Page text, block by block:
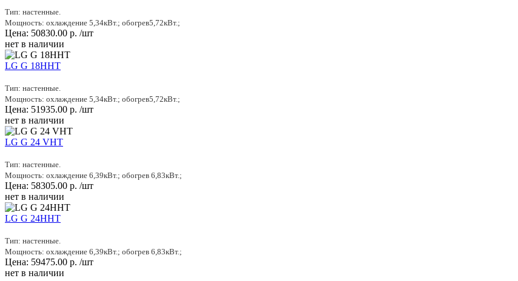
Тип: настенные.
Мощность: охлаждение 5,34кВт.; обогрев5,72кВт.;
Цена: 50830.00 р. /шт
нет в наличии
LG G 18HHT
Тип: настенные.
Мощность: охлаждение 5,34кВт.; обогрев5,72кВт.;
Цена: 51935.00 р. /шт
нет в наличии
LG G 24 VHT
Тип: настенные.
Мощность: охлаждение 6,39кВт.; обогрев 6,83кВт.;
Цена: 58305.00 р. /шт
нет в наличии
LG G 24HHT
Тип: настенные.
Мощность: охлаждение 6,39кВт.; обогрев 6,83кВт.;
Цена: 59475.00 р. /шт
нет в наличии